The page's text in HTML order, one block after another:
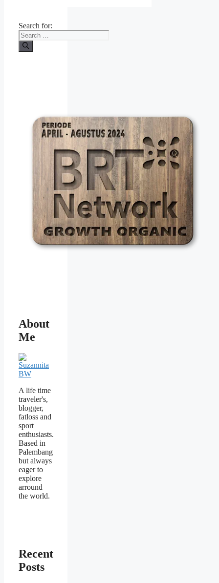
Search for:
About
Me
A life time
traveler's,
blogger,
fatloss and
sport
enthusiasts.
Based in
Palembang
but always
eager to
explore
arround
the world.
Recent
Posts